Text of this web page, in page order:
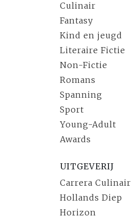
Culinair
Fantasy
Kind en jeugd
Literaire Fictie
Non-Fictie
Romans
Spanning
Sport
Young-Adult
Awards
UITGEVERIJ
Carrera Culinair
Hollands Diep
Horizon